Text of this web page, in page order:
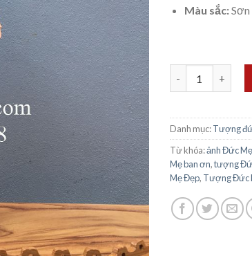
Màu sắc:Sơn
Đức Mẹ Ban Ơn
Danh mục:Tượng
Từ khóa:ảnh Đức
Mẹ ban ơn,tượng
Mẹ Đẹp, Tượng Đức